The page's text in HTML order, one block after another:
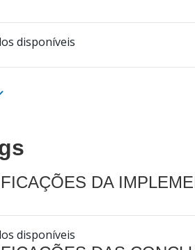
disponíveis
DA
disponíveis